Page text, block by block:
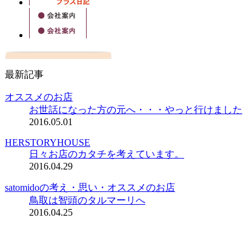
最新記事
オススメのお店
お世話になった方の元へ・・・やっと行けました
2016.05.01
HERSTORYHOUSE
日々お店のカタチを考えています。
2016.04.29
satomidoの考え・思い・オススメのお店
鳥取は智頭のタルマーリへ
2016.04.25